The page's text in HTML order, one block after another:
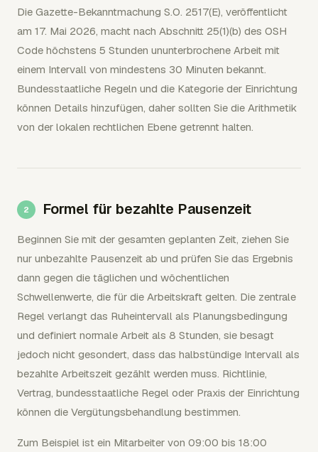
Die Gazette-Bekanntmachung S.O. 2517(E), veröffentlicht
am 17. Mai 2026, macht nach Abschnitt 25(1)(b) des OSH
Code höchstens 5 Stunden ununterbrochene Arbeit mit
einem Intervall von mindestens 30 Minuten bekannt.
Bundesstaatliche Regeln und die Kategorie der Einrichtung
können Details hinzufügen, daher sollten Sie die Arithmetik
von der lokalen rechtlichen Ebene getrennt halten.
Formel für bezahlte Pausenzeit
Beginnen Sie mit der gesamten geplanten Zeit, ziehen Sie
nur unbezahlte Pausenzeit ab und prüfen Sie das Ergebnis
dann gegen die täglichen und wöchentlichen
Schwellenwerte, die für die Arbeitskraft gelten. Die zentrale
Regel verlangt das Ruheintervall als Planungsbedingung
und definiert normale Arbeit als 8 Stunden, sie besagt
jedoch nicht gesondert, dass das halbstündige Intervall als
bezahlte Arbeitszeit gezählt werden muss. Richtlinie,
Vertrag, bundesstaatliche Regel oder Praxis der Einrichtung
können die Vergütungsbehandlung bestimmen.
Zum Beispiel ist ein Mitarbeiter von 09:00 bis 18:00